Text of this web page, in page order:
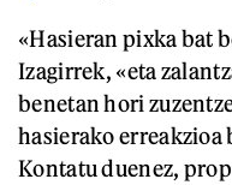
«Hasieran pixka bat
Izagirrek, «eta
benetan hori
hasierako erreakzioa
Kontatu duenez,